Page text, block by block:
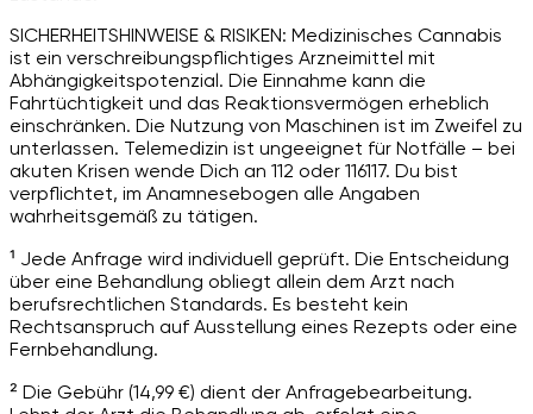
SICHERHEITSHINWEISE & RISIKEN: Medizinisches Cannabis
ist ein verschreibungspflichtiges Arzneimittel mit
Abhängigkeitspotenzial. Die Einnahme kann die
Fahrtüchtigkeit und das Reaktionsvermögen erheblich
einschränken. Die Nutzung von Maschinen ist im Zweifel zu
unterlassen. Telemedizin ist ungeeignet für Notfälle – bei
akuten Krisen wende Dich an 112 oder 116117. Du bist
verpflichtet, im Anamnesebogen alle Angaben
wahrheitsgemäß zu tätigen.
¹ Jede Anfrage wird individuell geprüft. Die Entscheidung
über eine Behandlung obliegt allein dem Arzt nach
berufsrechtlichen Standards. Es besteht kein
Rechtsanspruch auf Ausstellung eines Rezepts oder eine
Fernbehandlung.
² Die Gebühr (14,99 €) dient der Anfragebearbeitung.